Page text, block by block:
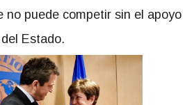
no puede competir sin el apoyo
Estado.